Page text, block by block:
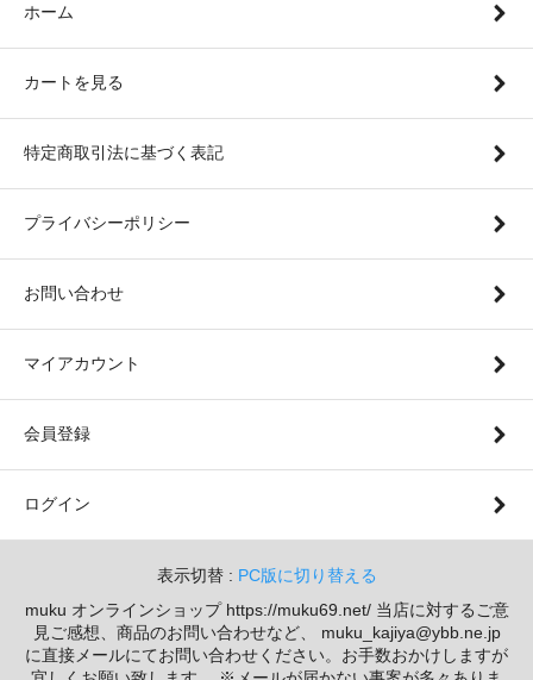
ホーム
カートを見る
特定商取引法に基づく表記
プライバシーポリシー
お問い合わせ
マイアカウント
会員登録
ログイン
表示切替 : PC版に切り替える
muku オンラインショップ https://muku69.net/ 当店に対するご意
見ご感想、商品のお問い合わせなど、 muku_kajiya@ybb.ne.jp
に直接メールにてお問い合わせください。お手数おかけしますが